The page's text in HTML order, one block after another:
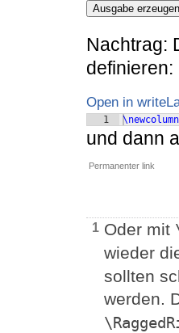
Ausgabe erzeugen
Nachtrag:
definieren:
Open in
1
und dann
Permanenter link
1 Oder mit
wieder
sollten
werden.